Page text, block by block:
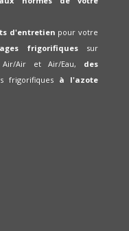
d'entretien pour votre
frigorifiquessur
Air et Air/Eau, des
frigorifiques à l'azote